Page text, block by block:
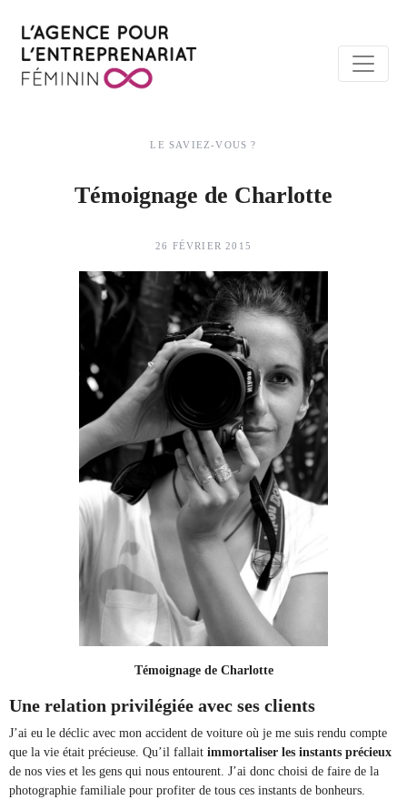
LE SAVIEZ-VOUS ?
Témoignage de Charlotte
26 FÉVRIER 2015
Témoignage de Charlotte
Une relation privilégiée avec ses clients
J’ai eu le déclic avec mon accident de voiture où je me suis rendu compte
que la vie était précieuse. Qu’il fallait immortaliser les instants précieux
de nos vies et les gens qui nous entourent. J’ai donc choisi de faire de la
photographie familiale pour profiter de tous ces instants de bonheurs.